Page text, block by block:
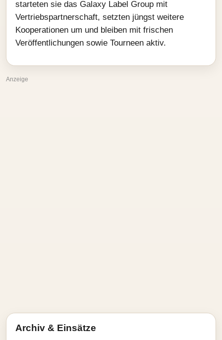
starteten sie das Galaxy Label Group mit
Vertriebspartnerschaft, setzten jüngst weitere
Kooperationen um und bleiben mit frischen
Veröffentlichungen sowie Tourneen aktiv.
Anzeige
Archiv & Einsätze